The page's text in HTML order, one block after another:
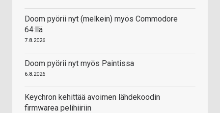
Doom pyörii nyt (melkein) myös Commodore
64:llä
7.8.2026
Doom pyörii nyt myös Paintissa
6.8.2026
Keychron kehittää avoimen lähdekoodin
firmwarea pelihiiriin